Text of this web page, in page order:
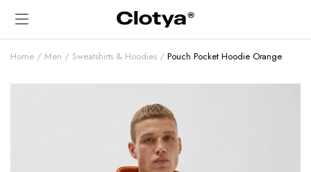
Home Men Sweatshirts & Hoodies Pouch Pocket Hoodie Orange